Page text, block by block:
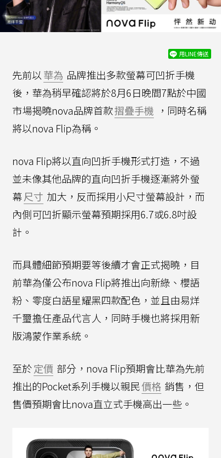
用LINE傳送
先前以華為 品牌推出多款螢幕可凹折手機
後，華為稍早確認將於8月6日晚間7點於中國
市場揭曉nova品牌首款摺疊手機 ，同時名稱
將以nova Flip為稱。
nova Flip將以直向凹折手機形式打造，不過
並未像其他品牌的直向凹折手機逐漸將外螢
幕尺寸 加大，反而採用小尺寸螢幕設計，而
內側可凹折顯示螢幕預期採用6.7或6.8吋設
計。
而具體細節預期要等後續才會正式揭曉，目
前華為僅公布nova Flip將推出向新綠、櫻語
粉、零度白語星耀黑四款配色，並且由易烊
千璽擔任產品代言人，同時手機也將採用新
版鴻蒙作業系統。
至於定價 部分，nova Flip預期會比華為先前
推出的Pocket系列手機以親民價格 銷售，但
售價預期會比nova直立式手機高出一些。